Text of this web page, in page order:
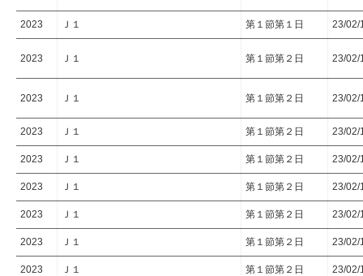
2023 Ｊ１ 第１節第１日 23/02/
2023 Ｊ１ 第１節第２日 23/02/
2023 Ｊ１ 第１節第２日 23/02/
2023 Ｊ１ 第１節第２日 23/02/
2023 Ｊ１ 第１節第２日 23/02/
2023 Ｊ１ 第１節第２日 23/02/
2023 Ｊ１ 第１節第２日 23/02/
2023 Ｊ１ 第１節第２日 23/02/
2023 Ｊ１ 第１節第２日 23/02/